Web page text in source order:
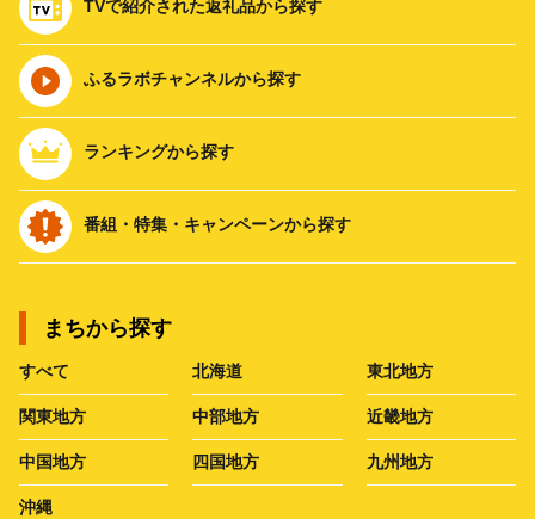
TVで紹介された返礼品から探す
ふるラボチャンネルから探す
ランキングから探す
番組・特集・キャンペーンから探す
まちから探す
すべて 北海道 東北地方
関東地方 中部地方 近畿地方
中国地方 四国地方 九州地方
沖縄